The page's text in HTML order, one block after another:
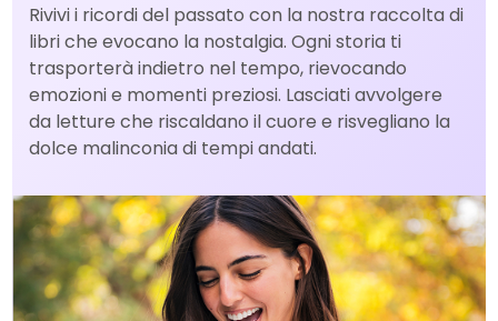
Rivivi i ricordi del passato con la nostra raccolta di
libri che evocano la nostalgia. Ogni storia ti
trasporterà indietro nel tempo, rievocando
emozioni e momenti preziosi. Lasciati avvolgere
da letture che riscaldano il cuore e risvegliano la
dolce malinconia di tempi andati.